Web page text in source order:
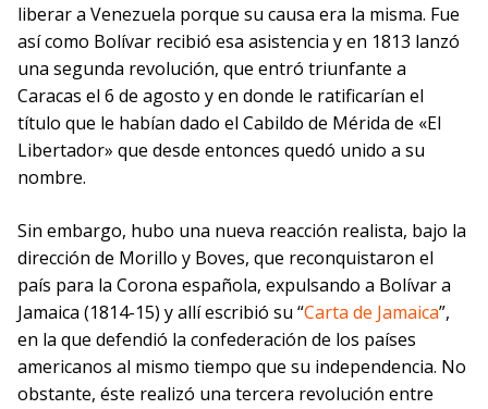
liberar a Venezuela porque su causa era la misma. Fue
así como Bolívar recibió esa asistencia y en 1813 lanzó
una segunda revolución, que entró triunfante a
Caracas el 6 de agosto y en donde le ratificarían el
título que le habían dado el Cabildo de Mérida de «El
Libertador» que desde entonces quedó unido a su
nombre.
Sin embargo, hubo una nueva reacción realista, bajo la
dirección de Morillo y Boves, que reconquistaron el
país para la Corona española, expulsando a Bolívar a
Jamaica (1814-15) y allí escribió su “Carta de Jamaica”,
en la que defendió la confederación de los países
americanos al mismo tiempo que su independencia. No
obstante, éste realizó una tercera revolución entre